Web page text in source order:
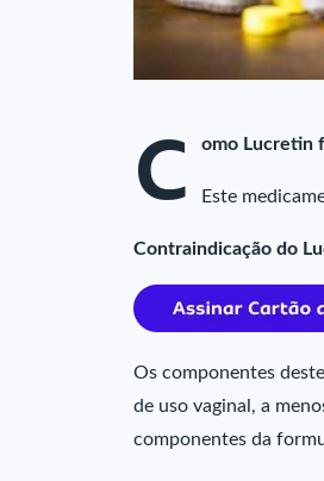
C omo Lucretin
Este
Contraindicação do
Os componentes
de uso vaginal, a
componentes da